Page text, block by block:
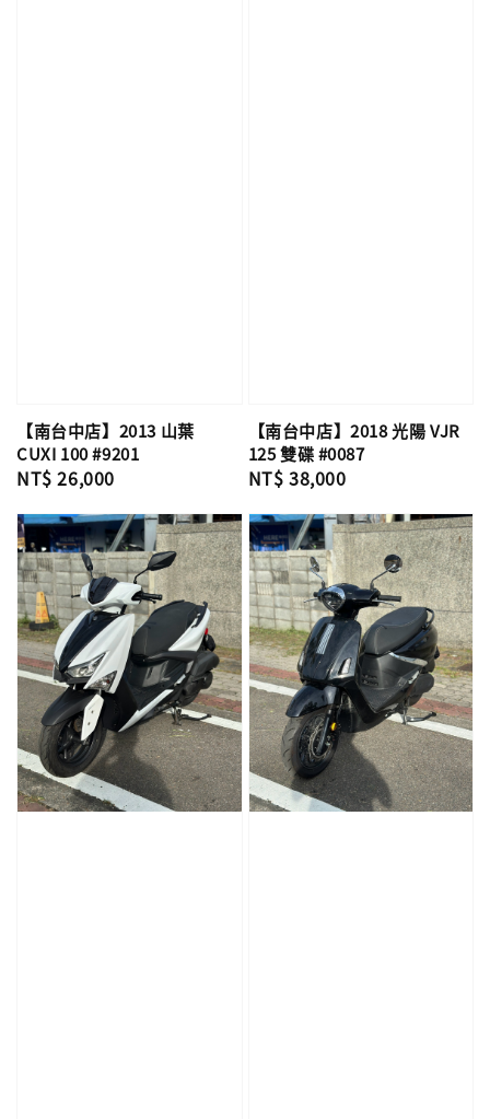
【南台中店】2013 山葉
CUXI 100 #9201
Regular
NT$ 26,000
【南台中店】2018 光陽 VJR
125 雙碟 #0087
Regular
NT$ 38,000